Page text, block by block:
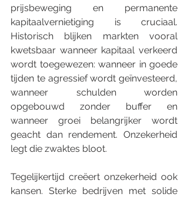
prijsbeweging en permanente
kapitaalvernietiging is cruciaal.
Historisch blijken markten vooral
kwetsbaar wanneer kapitaal verkeerd
wordt toegewezen: wanneer in goede
tijden te agressief wordt geïnvesteerd,
wanneer schulden worden
opgebouwd zonder buffer en
wanneer groei belangrijker wordt
geacht dan rendement. Onzekerheid
legt die zwaktes bloot.
Tegelijkertijd creëert onzekerheid ook
kansen. Sterke bedrijven met solide